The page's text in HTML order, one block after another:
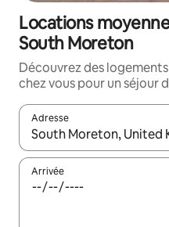
Locations
South Moreton
Découvrez des
chez vous pour un séjour
Adresse
Lorsque les résultats
Arrivée